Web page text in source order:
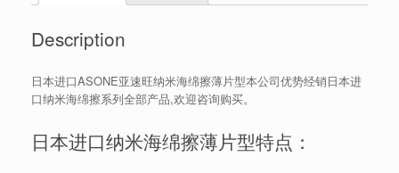
Description
日本进口ASONE亚速旺纳米海绵擦薄片型本公司优势经销日本进
口纳米海绵擦系列全部产品,欢迎咨询购买。
日本进口纳米海绵擦薄片型特点：